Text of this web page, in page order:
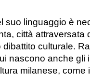
suo linguaggio è
città attraversata
culturale.
nascono anche gli
milanese, come